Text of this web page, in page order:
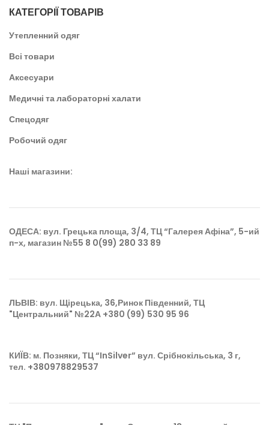
КАТЕГОРІЇ ТОВАРІВ
Утепленний одяг
Всі товари
Аксесуари
Медичні та лабораторні халати
Спецодяг
Робочий одяг
Наші магазини:
ОДЕСА: вул. Грецька площа, 3/4, ТЦ “Галерея Афіна”, 5-ий
п-х, магазин №55 8 0(99) 280 33 89
ЛЬВІВ: вул. Щірецька, 36,Ринок Південний, ТЦ
"Центральний" №22А +380 (99) 530 95 96
КИЇВ: м. Позняки, ТЦ “InSilver” вул. Срібнокільська, 3 г,
тел. +380978829537